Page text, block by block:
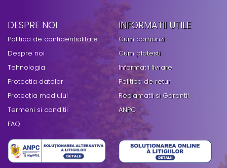
DESPRE NOI
Politica de confidentialitate
Despre noi
Tehnologia
Protectia datelor
Protecția mediului
Termeni si conditii
FAQ
INFORMATII UTILE
Cum comanzi
Cum platesti
Informatii livrare
Politica de retur
Reclamatii si Garantii
ANPC